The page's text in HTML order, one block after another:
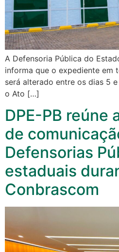
A Defensoria Pública do
informa que o expediente em
será alterado entre os dias 5
o Ato […]
DPE-PB reúne
de
Defensorias
estaduais
Conbrascom